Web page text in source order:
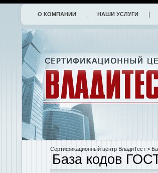
О КОМПАНИИ НАШИ УСЛУГИ
Сертификационный центр ВладиТест >
База кодов